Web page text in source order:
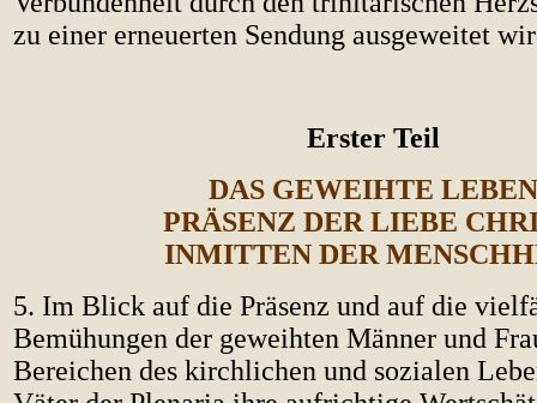
zu einer erneuerten Sendung ausgeweitet
Erster Teil
DAS GEWEIHTE LEBEN
PRÄSENZ DER LIEBE
INMITTEN DER
5. Im Blick auf die Präsenz und auf die
Bemühungen der geweihten Männer und
Bereichen des kirchlichen und sozialen